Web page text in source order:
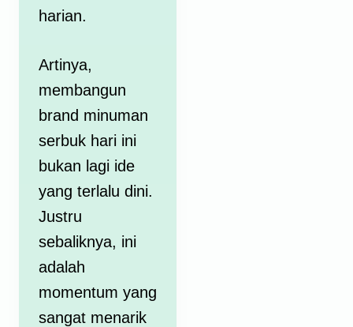
harian.
Artinya,
membangun
brand minuman
serbuk hari ini
bukan lagi ide
yang terlalu dini.
Justru
sebaliknya, ini
adalah
momentum yang
sangat menarik